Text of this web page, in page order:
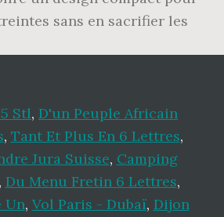
Stl, D'un Peuple Africain
, Tant Et Plus En 6 Lettres,
Jura Suisse, Camping
Du Menu Fretin 6 Lettres,
Un, Vol Paris - Dubaï, Dijon